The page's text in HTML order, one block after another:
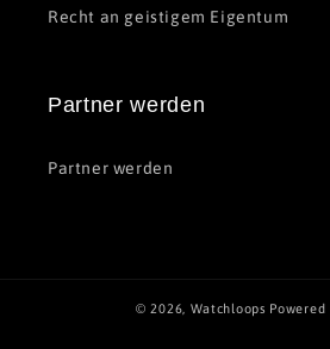
Recht an geistigem Eigentum
Partner werden
Partner werden
© 2026, Watchloops Powered